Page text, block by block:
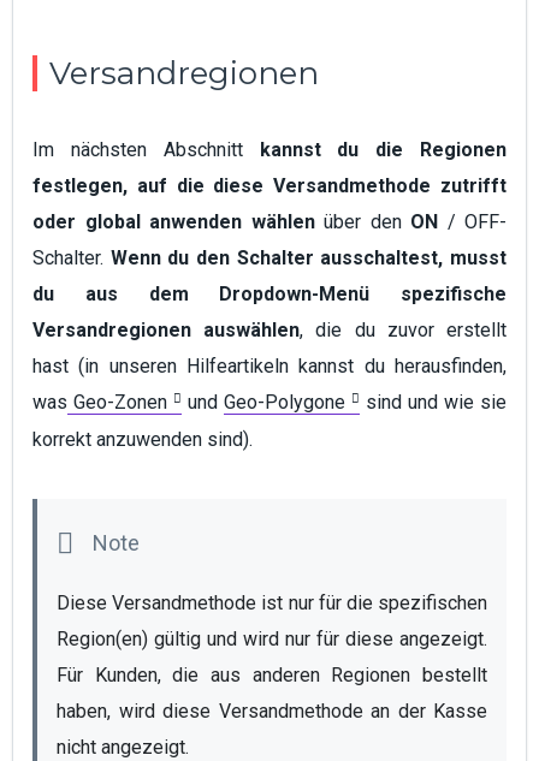
Versandregionen
Im nächsten Abschnittkannst du die Regionen
festlegen, auf die diese Versandmethode zutrifft
oder global anwenden wählenüber denON / OFF-
Schalter. Wenn du den Schalter ausschaltest, musst
du aus dem Dropdown-Menü spezifische
Versandregionen auswählen, die du zuvor erstellt
hast (in unseren Hilfeartikeln kannst du herausfinden,
was Geo-Zonen und Geo-Polygone
sind und wie sie
korrekt anzuwenden sind).
Diese Versandmethode ist nur für die spezifischen
Region(en) gültig und wird nur für diese angezeigt.
Für Kunden, die aus anderen Regionen bestellt
haben, wird diese Versandmethode an der Kasse
nicht angezeigt.